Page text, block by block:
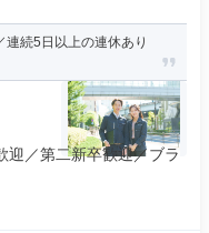
続5日以上の連休あり
迎／第二新卒歓迎／ブラ